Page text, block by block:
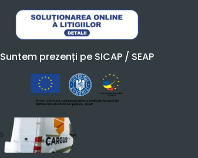
Suntem prezenți pe SICAP / SEAP